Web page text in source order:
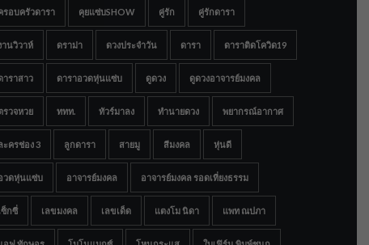
รอบครัวดารา คุยแซ่บSHOW คู่รัก คู่รักดารา
านวิวาห์ ดราม่า ดวงประจำวัน ดารา ดาราติดโควิด19
าราสาว ดาราอวดหุ่นแซ่บ ดูดวง ดูดวงอาจารย์มงคล
รวจหวย ททท. ทัวร์มาลง ทำนายดวง พยากรณ์อากาศ
ะครช่อง 3 ลูกดารา สายมู สีมงคล หุ่นดี
วดหุ่นแซ่บ อาจารย์มงคล อาจารย์มงคล รอดเที่ยงธรรม
ซ็กซี่ เลขมงคล เลขเด็ด แตงโม นิดา แพท ณปภา